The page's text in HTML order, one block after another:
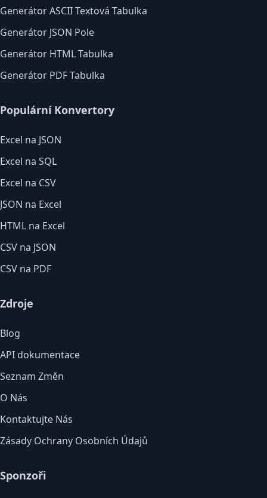
Generátor ASCII Textová Tabulka
Generátor JSON Pole
Generátor HTML Tabulka
Generátor PDF Tabulka
Populární Konvertory
Excel na JSON
Excel na SQL
Excel na CSV
JSON na Excel
HTML na Excel
CSV na JSON
CSV na PDF
Zdroje
Blog
API dokumentace
Seznam Změn
O Nás
Kontaktujte Nás
Zásady Ochrany Osobních Údajů
Sponzoři